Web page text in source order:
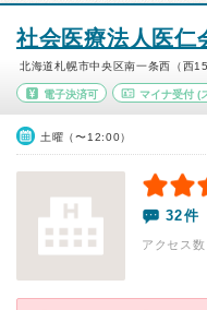
社会医療法人医仁
北海道札幌市中央区南一条西（西
電子決済可 マイナ受付(
土曜（〜12:00）
32件
アクセス